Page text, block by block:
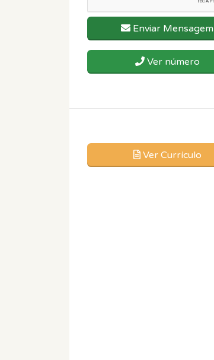
Enviar Mensagem
Ver número
Ver Currículo